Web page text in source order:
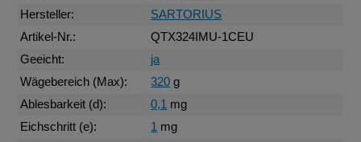
Hersteller:
SARTORIUS
Artikel-Nr.:
QTX324IMU-1CEU
Geeicht:
ja
Wägebereich (Max):
320 g
Ablesbarkeit (d):
0,1 mg
Eichschritt (e):
1 mg